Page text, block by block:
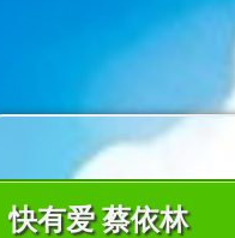
快有爱 蔡依林